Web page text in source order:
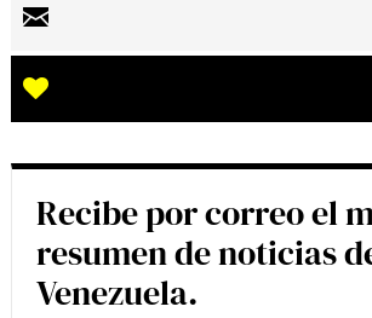
Recibe por correo el
resumen de noticias
Venezuela.